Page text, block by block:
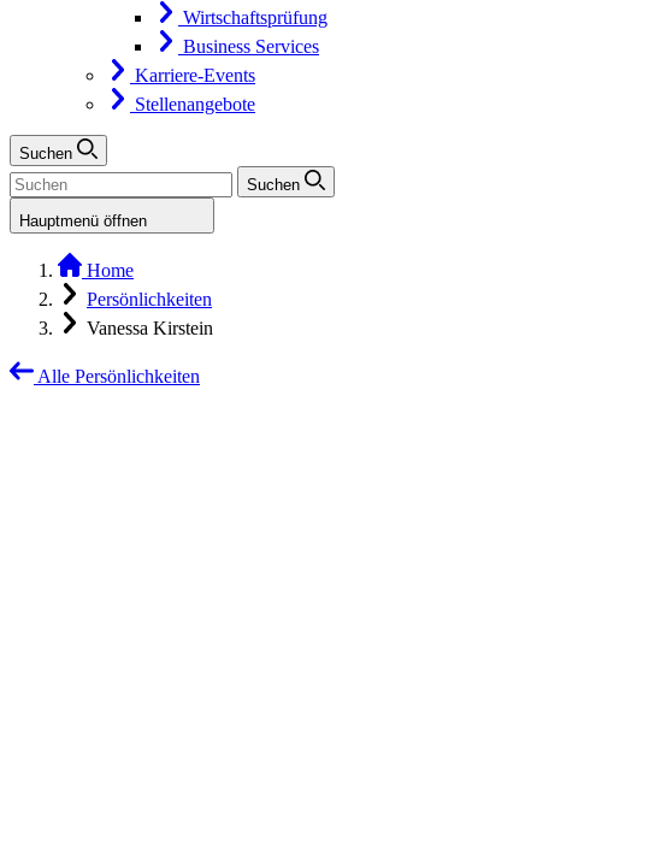
Wirtschaftsprüfung
Business Services
Karriere-Events
Stellenangebote
Suchen
Suchen
Hauptmenü öffnen
Home
Persönlichkeiten
Vanessa Kirstein
Alle Persönlichkeiten